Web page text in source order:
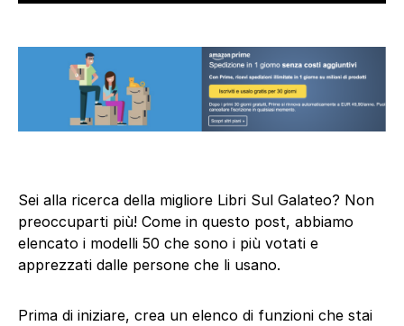
Sei alla ricerca della migliore Libri Sul Galateo? Non
preoccuparti più! Come in questo post, abbiamo
elencato i modelli 50 che sono i più votati e
apprezzati dalle persone che li usano.
Prima di iniziare, crea un elenco di funzioni che stai